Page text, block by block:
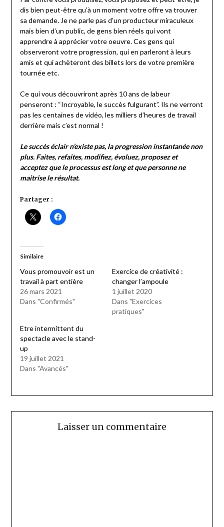
dis bien peut-être qu’à un moment votre offre va trouver
sa demande. Je ne parle pas d’un producteur miraculeux
mais bien d’un public, de gens bien réels qui vont
apprendre à apprécier votre oeuvre. Ces gens qui
observeront votre progression, qui en parleront à leurs
amis et qui achèteront des billets lors de votre première
tournée etc.
Ce qui vous découvriront après 10 ans de labeur
penseront : “Incroyable, le succès fulgurant”. Ils ne verront
pas les centaines de vidéo, les milliers d’heures de travail
derrière mais c’est normal !
Le succès éclair n’existe pas, la progression instantanée non
plus. Faites, refaites, modifiez, évoluez, proposez et
acceptez que le processus est long et que personne ne
maitrise le résultat.
Partager :
Similaire
Vous promouvoir est un
travail à part entière
26 mars 2021
Dans "Confirmés"
Exercice de créativité :
changer l’ampoule
1 juillet 2020
Dans "Exercices
pratiques"
Etre intermittent du
spectacle avec le stand-
up
19 juillet 2021
Dans "Avancés"
Laisser un commentaire